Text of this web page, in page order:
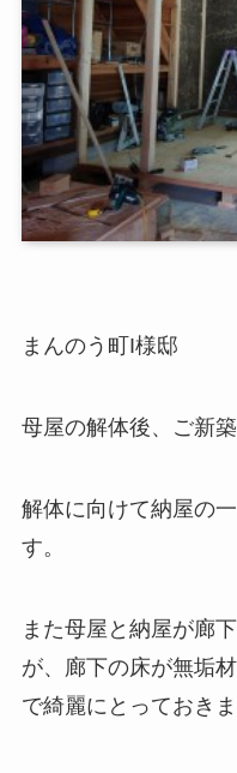
まんのう町I様邸
母屋の解体後、ご新
解体に向けて納屋の
す。
また母屋と納屋が廊
が、廊下の床が無垢
で綺麗にとっておきま